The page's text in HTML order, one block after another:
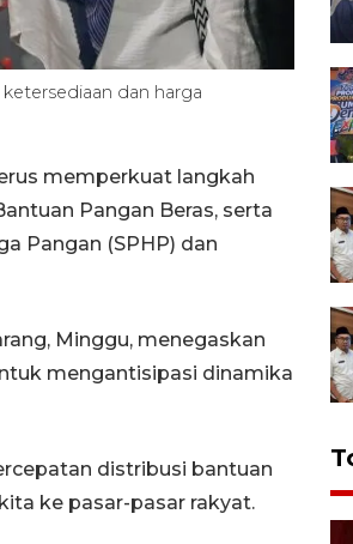
dan harga
memperkuat langkah
Pangan Beras, serta
Pangan (SPHP) dan
Minggu, menegaskan
mengantisipasi dinamika
distribusi bantuan
ke pasar-pasar rakyat.